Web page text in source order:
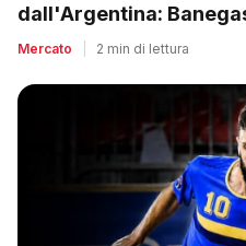
dall'Argentina:
biancazzurri
Mercato 2 min di lettura